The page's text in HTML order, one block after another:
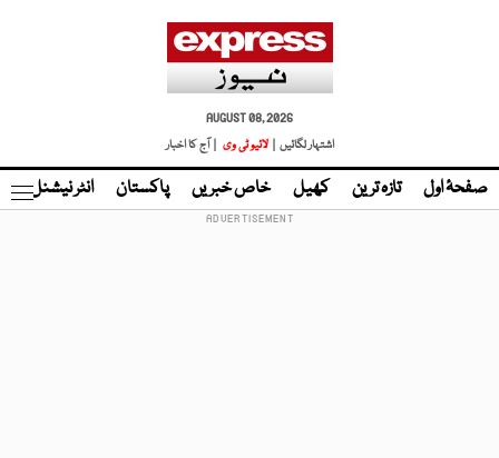
AUGUST 08, 2026
اشتہار لگائیں |
لائیو ٹی وی | آج کا اخبار
صفحۂ اول تازہ ترین کھیل خاص خبریں پاکستان انٹر نیشنل